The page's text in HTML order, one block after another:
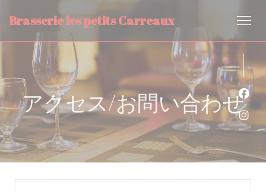
Brasserie les petits Carreaux
アクセス/お問い合わせ